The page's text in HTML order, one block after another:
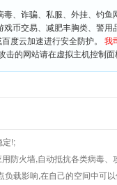
、诈骗、私服、外挂、钓
币交易、减肥丰胸类、警
度云加速进行安全防护。 我
击的网站请在虚拟主机控制
定!;
防火墙,自动抵抗各类病毒、
载影响,在自己的空间中可